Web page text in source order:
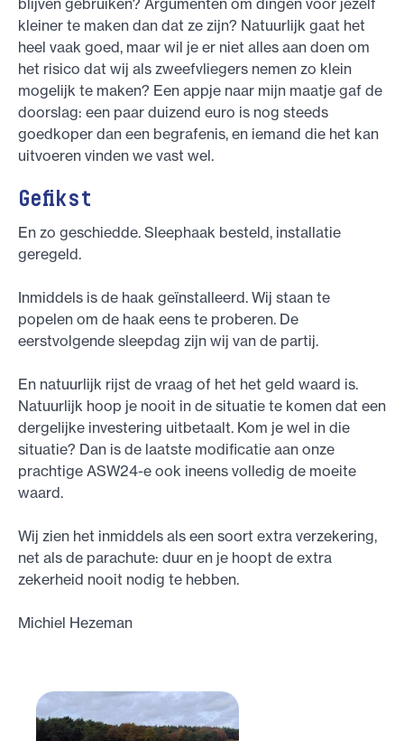
kleiner te maken dan dat ze zijn? Natuurlijk gaat het
heel vaak goed, maar wil je er niet alles aan doen om
het risico dat wij als zweefvliegers nemen zo klein
mogelijk te maken? Een appje naar mijn maatje gaf de
doorslag: een paar duizend euro is nog steeds
goedkoper dan een begrafenis, en iemand die het kan
uitvoeren vinden we vast wel.
Gefikst
En zo geschiedde. Sleephaak besteld, installatie
geregeld.
Inmiddels is de haak geïnstalleerd. Wij staan te
popelen om de haak eens te proberen. De
eerstvolgende sleepdag zijn wij van de partij.
En natuurlijk rijst de vraag of het het geld waard is.
Natuurlijk hoop je nooit in de situatie te komen dat een
dergelijke investering uitbetaalt. Kom je wel in die
situatie? Dan is de laatste modificatie aan onze
prachtige ASW24-e ook ineens volledig de moeite
waard.
Wij zien het inmiddels als een soort extra verzekering,
net als de parachute: duur en je hoopt de extra
zekerheid nooit nodig te hebben.
Michiel Hezeman